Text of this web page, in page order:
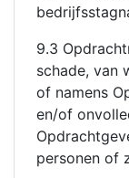
9.3
schade, van
of namens
en/of
personen of